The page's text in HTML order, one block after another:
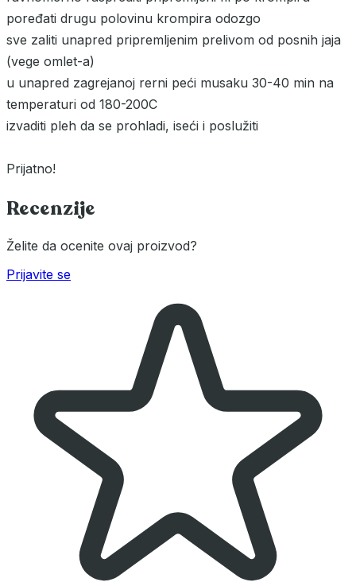
poređati drugu polovinu krompira odozgo
sve zaliti unapred pripremljenim prelivom od posnih jaja
(vege omlet-a)
u unapred zagrejanoj rerni peći musaku 30-40 min na
temperaturi od 180-200C
izvaditi pleh da se prohladi, iseći i poslužiti
Prijatno!
Recenzije
Želite da ocenite ovaj proizvod?
Prijavite se